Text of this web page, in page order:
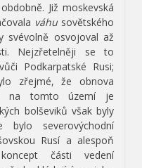
Již moskevská
váhusovětského
svévolně osvojoval až
Nejzřetelněji se to
Podkarpatské Rusi;
zřejmé, že obnova
na tomto území je
bolševiků však byly
bylo severovýchodní
Rusí a alespoň
části vedení